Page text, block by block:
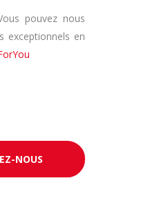
pouvez nous
exceptionnels en
NOUS